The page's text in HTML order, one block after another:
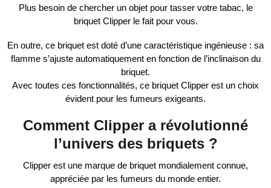
Plus besoin de chercher un objet pour tasser votre tabac, le
briquet Clipperle fait pour vous.
En outre, ce briquet est doté d’une caractéristique ingénieuse : sa
flamme s’ajuste automatiquement en fonction de l’inclinaison du
briquet.
Avec toutes ces fonctionnalités, ce briquet Clipper est un choix
évident pour les fumeurs exigeants.
Comment Clipper a révolutionné
l’univers des briquets ?
Clipper est une marque de briquet mondialement connue,
appréciée par les fumeurs du monde entier.